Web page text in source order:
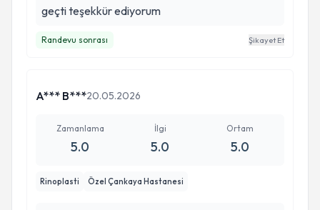
geçti teşekkür ediyorum
Randevu sonrası Şikayet Et
A*** B***20.05.2026
Zamanlama
5.0
İlgi
5.0
Ortam
5.0
Rinoplasti Özel Çankaya Hastanesi